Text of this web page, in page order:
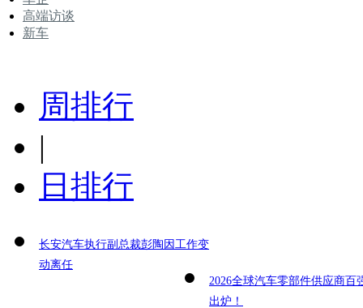
高端访谈
新车
周排行
|
日排行
长安汽车执行副总裁彭陶因工作变
动离任
2026全球汽车零部件供应商百
出炉！